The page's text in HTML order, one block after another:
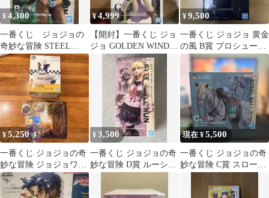
¥4,300
一番くじ ジョジョの
奇妙な冒険 STEEL
BALL RUN B賞
¥4,999
【開封】一番くじ ジョ
ジョ GOLDEN WIND G
賞 トリッシュ・ウナ
¥9,500
一番くじ ジョジョ 黄金
の風 B賞 プロシュート
フィギュア
¥5,250
一番くじ ジョジョの奇
妙な冒険 ジョジョワー
ルド ラストワン賞 J賞
L賞 K賞
¥3,500
一番くじ ジョジョの奇
妙な冒険 D賞 ルーシ
現在 ¥5,500
一番くじ ジョジョの奇
妙な冒険 C賞 スローダ